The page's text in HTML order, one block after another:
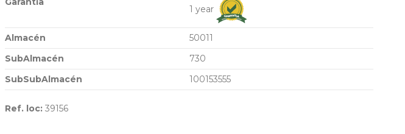
1 year
Almacén
50011
SubAlmacén
730
SubSubAlmacén
100153555
Ref. loc: 39156